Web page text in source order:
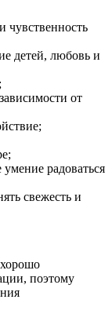
чувственность
детей, любовь и
от
радоваться
свежесть и
поэтому